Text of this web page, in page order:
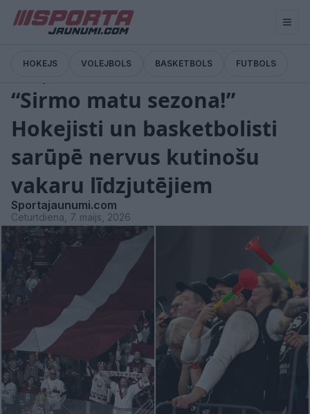
HOKEJS VOLEJBOLS BASKETBOLS FUTBOLS
“Sirmo matu sezona!”
Hokejisti un basketbolisti
sarūpē nervus kutinošu
vakaru līdzjutējiem
Sportajaunumi.com
Ceturtdiena, 7. maijs, 2026